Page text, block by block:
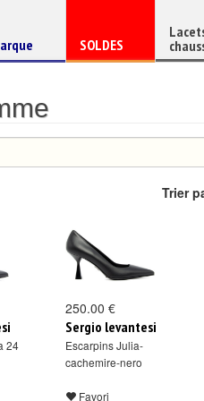
Chaussure
en
SOLDES
Trier
24
250.00 €
Sergio levantesi
Escarpins Julia-
cachemire-nero
Favori